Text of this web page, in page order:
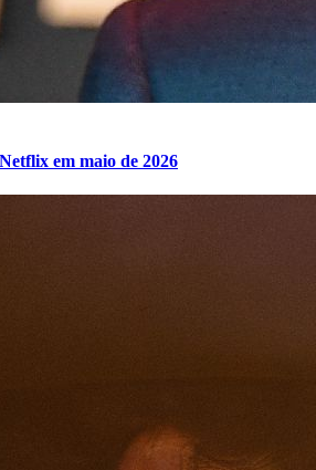
em maio de 2026